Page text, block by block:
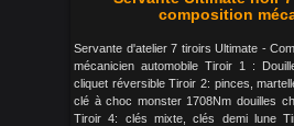
composition
Servante d'atelier 7 tiroirs Ultimate -
mécanicien automobile Tiroir 1 :
cliquet réversible Tiroir 2: pinces,
clé à choc monster 1708Nm douilles
Tiroir 4: clés mixte, clés demi lune